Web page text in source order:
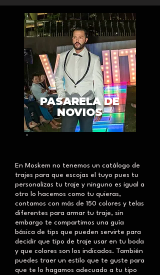
PASARELA DE
NOVIOS
En Moskem no tenemos un catálogo de
trajes para que escojas el tuyo pues tu
personalizas tu traje y ninguno es igual a
otro lo hacemos como tu quieras,
contamos con más de 150 colores y telas
diferentes para armar tu traje, sin
embargo te compartimos una guía
básica de tips que pueden servirte para
decidir que tipo de traje usar en tu boda
y que colores son los indicados. También
puedes traer un estilo que te guste para
que te lo hagamos adecuado a tu tipo